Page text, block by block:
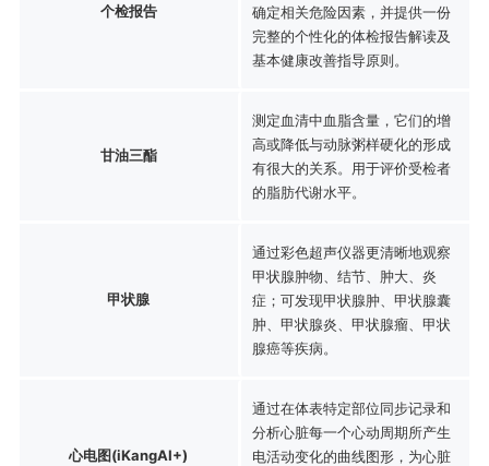
个检报告
确定相关危险因素，并提供一份
完整的个性化的体检报告解读及
基本健康改善指导原则。
甘油三酯
测定血清中血脂含量，它们的增
高或降低与动脉粥样硬化的形成
有很大的关系。用于评价受检者
的脂肪代谢水平。
甲状腺
通过彩色超声仪器更清晰地观察
甲状腺肿物、结节、肿大、炎
症；可发现甲状腺肿、甲状腺囊
肿、甲状腺炎、甲状腺瘤、甲状
腺癌等疾病。
心电图(iKangAI+)
通过在体表特定部位同步记录和
分析心脏每一个心动周期所产生
电活动变化的曲线图形，为心脏